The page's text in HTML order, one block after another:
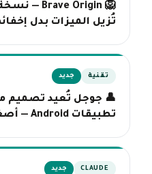
تُزيل الميزات بدل
تقنية جديد
👤 جوجل تُعيد تصميم
تطبيقات Android — أصغر وأذكى وأسرع
CLAUDE جديد